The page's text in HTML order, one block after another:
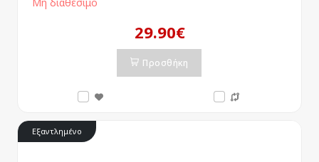
29.90€
Προσθήκη
Εξαντλημένο